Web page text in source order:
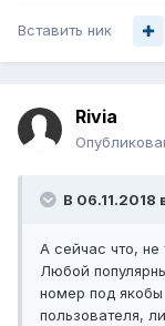
Вставить ник
Rivia
В 06.11.2018
А сейчас что, не
Любой
номер под якобы
пользователя,